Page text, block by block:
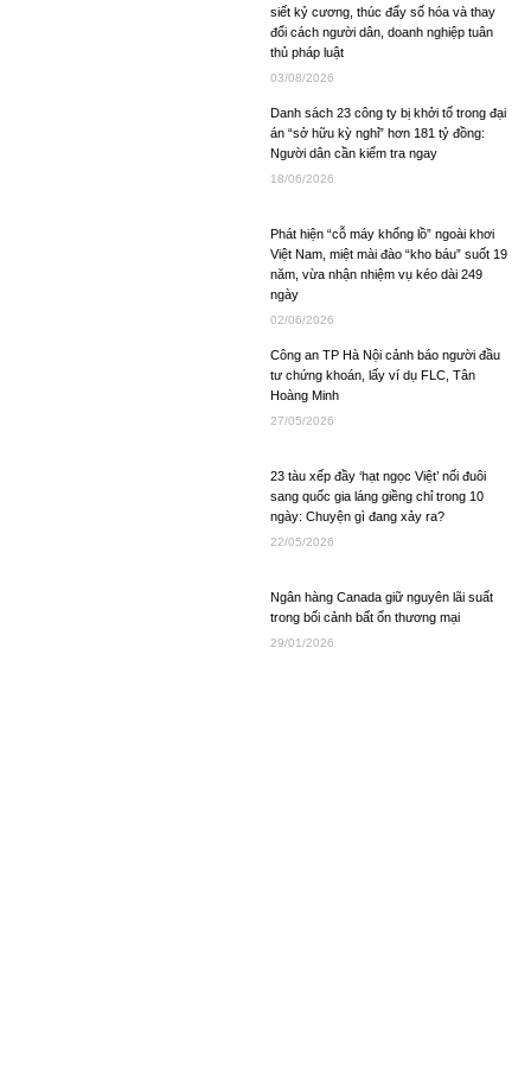
siết kỷ cương, thúc đẩy số hóa và thay
đổi cách người dân, doanh nghiệp tuân
thủ pháp luật
03/08/2026
Danh sách 23 công ty bị khởi tố trong đại
án “sở hữu kỳ nghỉ” hơn 181 tỷ đồng:
Người dân cần kiểm tra ngay
18/06/2026
Phát hiện “cỗ máy khổng lồ” ngoài khơi
Việt Nam, miệt mài đào “kho báu” suốt 19
năm, vừa nhận nhiệm vụ kéo dài 249
ngày
02/06/2026
Công an TP Hà Nội cảnh báo người đầu
tư chứng khoán, lấy ví dụ FLC, Tân
Hoàng Minh
27/05/2026
23 tàu xếp đầy ‘hạt ngọc Việt’ nối đuôi
sang quốc gia láng giềng chỉ trong 10
ngày: Chuyện gì đang xảy ra?
22/05/2026
Ngân hàng Canada giữ nguyên lãi suất
trong bối cảnh bất ổn thương mại
29/01/2026